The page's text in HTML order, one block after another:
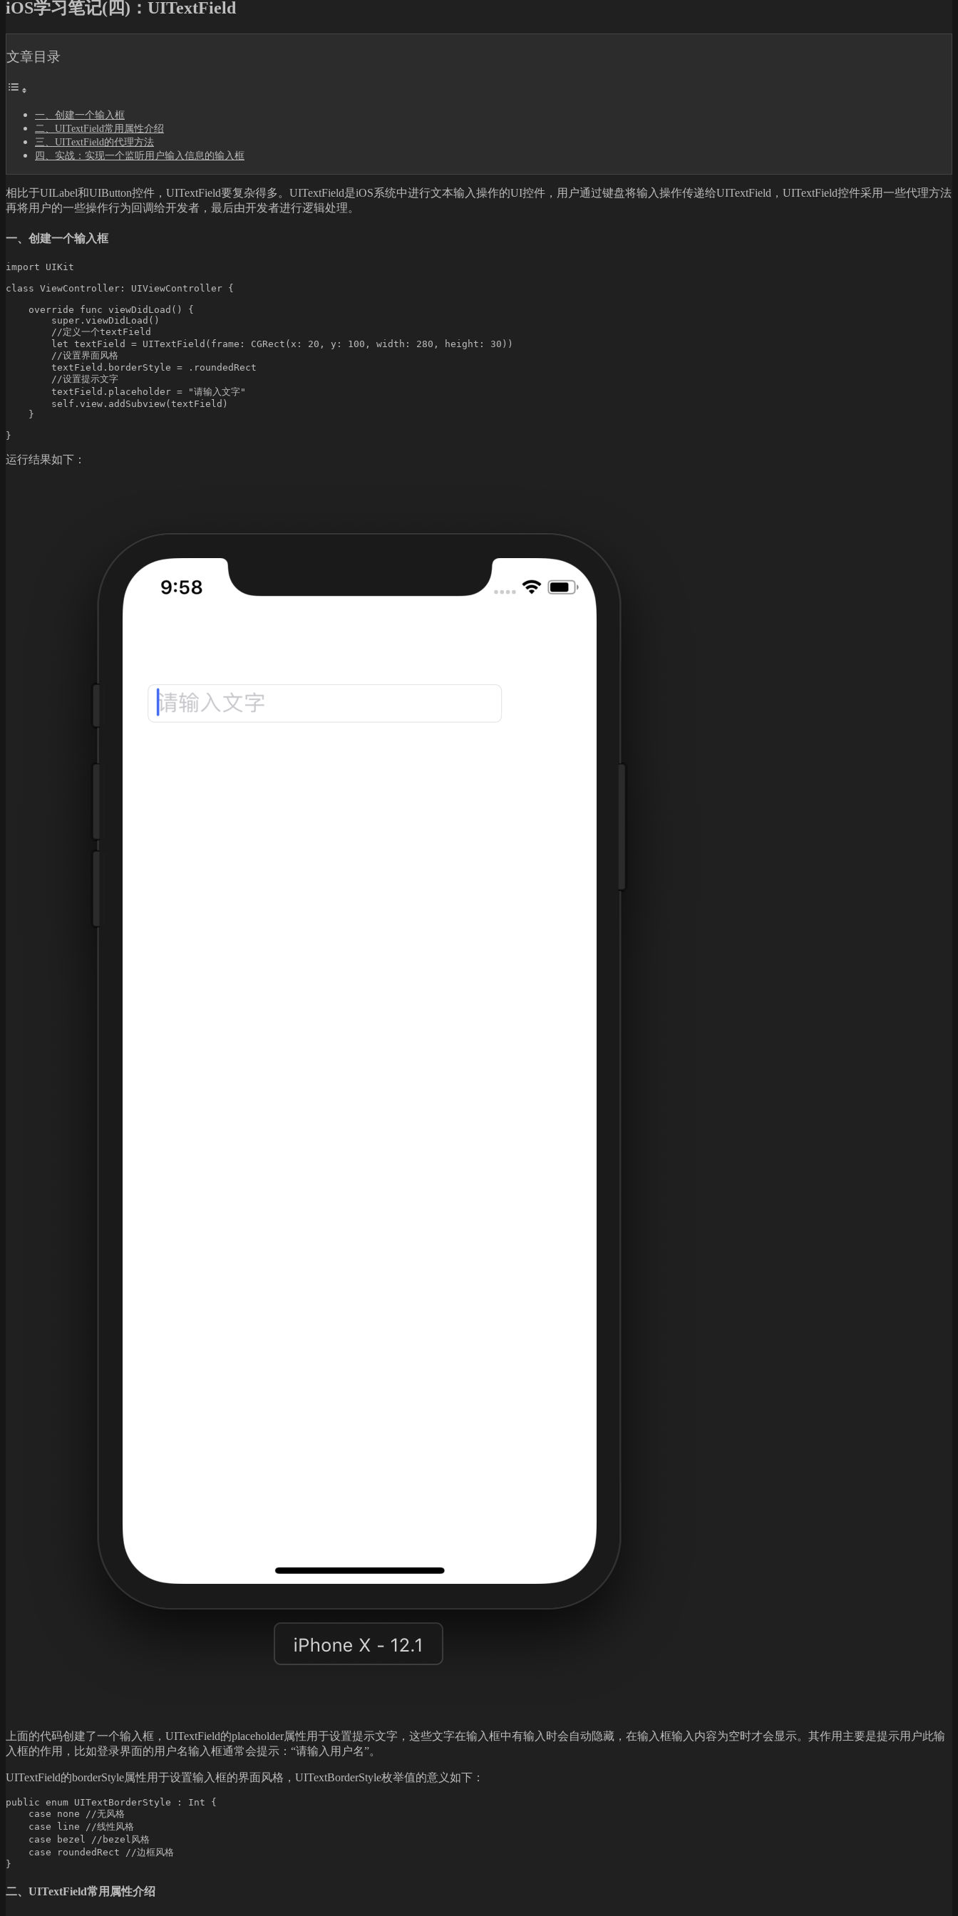
iOS学习笔记(四)：UITextField
文章目录
一、创建一个输入框
二、UITextField常用属性介绍
三、UITextField的代理方法
四、实战：实现一个监听用户输入信息的输入框
相比于UILabel和UIButton控件，UITextField要复杂得多。UITextField是iOS系统中进行文本输入操作的UI控件，用户通过键盘将输入操作传递给UITextField，UITextField控件采用一些代理方法
再将用户的一些操作行为回调给开发者，最后由开发者进行逻辑处理。
一、创建一个输入框
import UIKit
class ViewController: UIViewController {
    override func viewDidLoad() {
        super.viewDidLoad()
        //定义一个textField
        let textField = UITextField(frame: CGRect(x: 20, y: 100, width: 280, height: 30))
        //设置界面风格
        textField.borderStyle = .roundedRect
        //设置提示文字
        textField.placeholder = "请输入文字"
        self.view.addSubview(textField)
    }
}
运行结果如下：
上面的代码创建了一个输入框，UITextField的placeholder属性用于设置提示文字，这些文字在输入框中有输入时会自动隐藏，在输入框输入内容为空时才会显示。其作用主要是提示用户此输
入框的作用，比如登录界面的用户名输入框通常会提示：“请输入用户名”。
UITextField的borderStyle属性用于设置输入框的界面风格，UITextBorderStyle枚举值的意义如下：
public enum UITextBorderStyle : Int {
    case none //无风格
    case line //线性风格
    case bezel //bezel风格
    case roundedRect //边框风格
二、UITextField常用属性介绍